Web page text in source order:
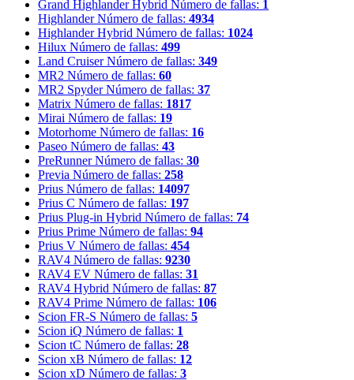
Grand Highlander Hybrid Número de fallas: 1
Highlander Número de fallas: 4934
Highlander Hybrid Número de fallas: 1024
Hilux Número de fallas: 499
Land Cruiser Número de fallas: 349
MR2 Número de fallas: 60
MR2 Spyder Número de fallas: 37
Matrix Número de fallas: 1817
Mirai Número de fallas: 19
Motorhome Número de fallas: 16
Paseo Número de fallas: 43
PreRunner Número de fallas: 30
Previa Número de fallas: 258
Prius Número de fallas: 14097
Prius C Número de fallas: 197
Prius Plug-in Hybrid Número de fallas: 74
Prius Prime Número de fallas: 94
Prius V Número de fallas: 454
RAV4 Número de fallas: 9230
RAV4 EV Número de fallas: 31
RAV4 Hybrid Número de fallas: 87
RAV4 Prime Número de fallas: 106
Scion FR-S Número de fallas: 5
Scion iQ Número de fallas: 1
Scion tC Número de fallas: 28
Scion xB Número de fallas: 12
Scion xD Número de fallas: 3